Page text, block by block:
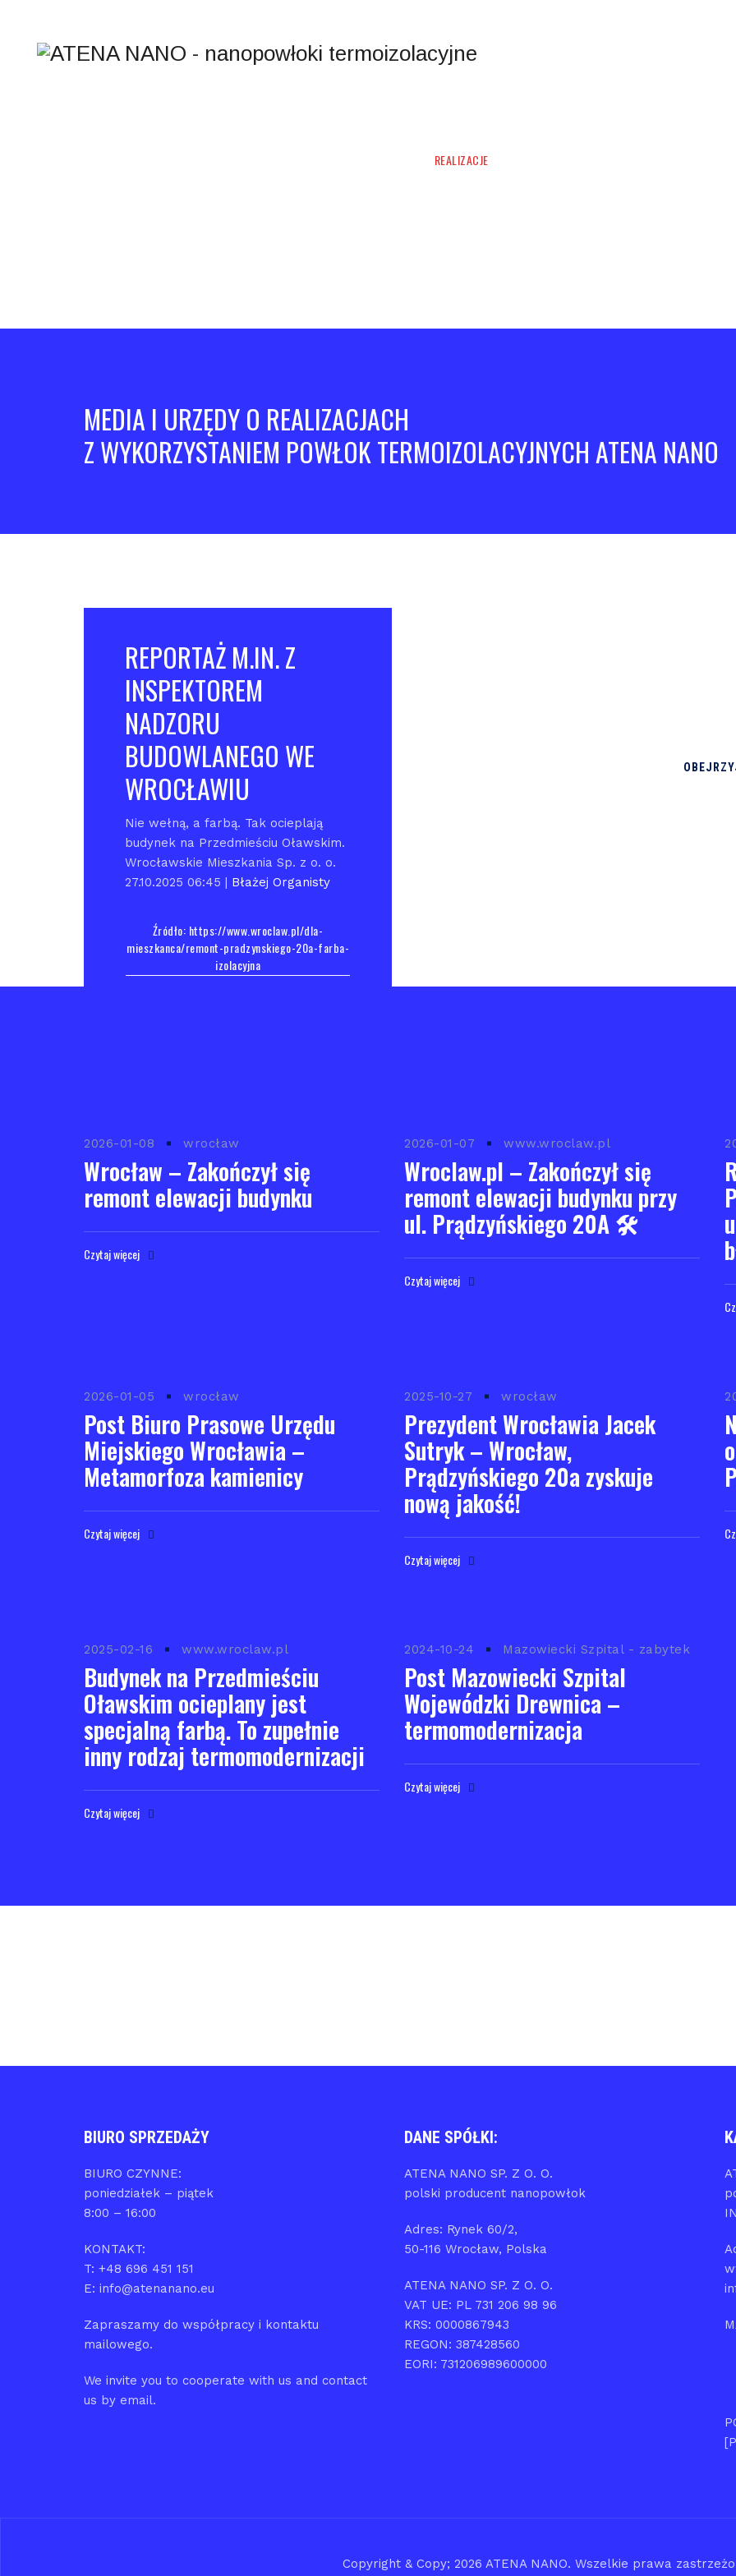
REALIZACJE
MEDIA I URZĘDY O REALIZACJACH
Z WYKORZYSTANIEM POWŁOK TERMOIZOLACYJNYCH ATENA NANO
REPORTAŻ M.IN. Z
INSPEKTOREM
NADZORU
BUDOWLANEGO WE
WROCŁAWIU
Nie wełną, a farbą. Tak ocieplają
budynek na Przedmieściu Oławskim.
Wrocławskie Mieszkania Sp. z o. o.
27.10.2025 06:45 | Autor:
Błażej Organisty
Źródło: https://www.wroclaw.pl/dla-
mieszkanca/remont-pradzynskiego-20a-farba-
izolacyjna
2026-01-08 wrocław
Wrocław – Zakończył się
remont elewacji budynku
Czytaj więcej
2026-01-07 www.wroclaw.pl
Wroclaw.pl – Zakończył się
remont elewacji budynku przy
ul. Prądzyńskiego 20A 🛠️
Czytaj więcej
2026-01-05 wrocław
Post Biuro Prasowe Urzędu
Miejskiego Wrocławia –
Metamorfoza kamienicy
Czytaj więcej
2025-10-27 wrocław
Prezydent Wrocławia Jacek
Sutryk – Wrocław,
Prądzyńskiego 20a zyskuje
nową jakość!
Czytaj więcej
2025-02-16 www.wroclaw.pl
Budynek na Przedmieściu
Oławskim ocieplany jest
specjalną farbą. To zupełnie
inny rodzaj termomodernizacji
Czytaj więcej
2024-10-24 Mazowiecki Szpital - zabytek
Post Mazowiecki Szpital
Wojewódzki Drewnica –
termomodernizacja
Czytaj więcej
BIURO SPRZEDAŻY
BIURO CZYNNE:
poniedziałek – piątek
8:00 – 16:00
KONTAKT:
T: +48 696 451 151
E: info@atenanano.eu
Zapraszamy do współpracy i kontaktu
mailowego.
We invite you to cooperate with us and contact
us by email.
DANE SPÓŁKI:
ATENA NANO SP. Z O. O.
polski producent nanopowłok
Adres: Rynek 60/2,
50-116 Wrocław, Polska
ATENA NANO SP. Z O. O.
VAT UE: PL 731 206 98 96
KRS: 0000867943
REGON: 387428560
EORI: 731206989600000
Copyright & Copy; 2026 ATENA NANO. Wszelkie prawa